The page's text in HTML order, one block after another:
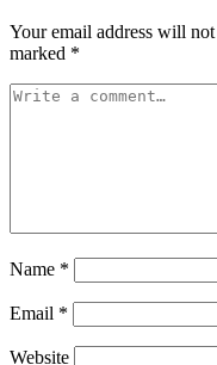
Your email address will
marked *
Name *
Email *
Website